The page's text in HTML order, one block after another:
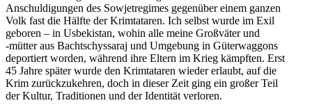
Anschul­di­gun­gen des Sowjet­re­gimes gegen­über einem ganzen
Volk fast die Hälfte der Krim­ta­ta­ren. Ich selbst wurde im Exil
geboren – in Usbe­ki­stan, wohin alle meine Groß­vä­ter und
‑mütter aus Bacht­schys­sa­raj und Umge­bung in Güter­wag­gons
depor­tiert worden, während ihre Eltern im Krieg kämpf­ten. Erst
45 Jahre später wurde den Krim­ta­ta­ren wieder erlaubt, auf die
Krim zurück­zu­keh­ren, doch in dieser Zeit ging ein großer Teil
der Kultur, Tra­di­tio­nen und der Iden­ti­tät verloren.